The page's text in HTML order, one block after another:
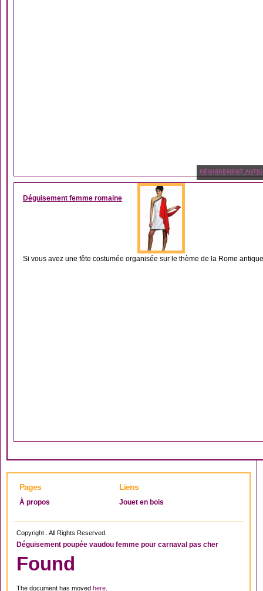
DÉGUISEMENT
Déguisement femme romaine
Si vous avez une fête costumée organisée sur le thème de la Rome
Pages
À propos
Liens
Jouet en bois
Copyright . All Rights Reserved.
Déguisement poupée vaudou femme pour carnaval pas cher
Found
The document has moved here